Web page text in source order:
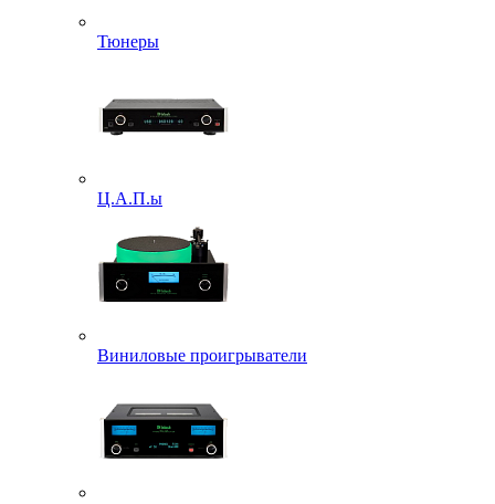
Тюнеры
Ц.А.П.ы
Виниловые проигрыватели